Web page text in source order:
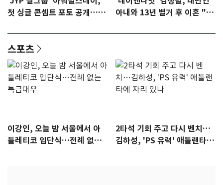
첫 싱글 콘셉트 포토 공개…청
아내와 13년 별거 후 이혼 "술
스포츠
이강인, 오늘 밤 서울에서 아
틀레티코 입단식…전례 없는
2타석 기회 주고 다시 벤치…
김하성, 'PS 유력' 애틀랜타에